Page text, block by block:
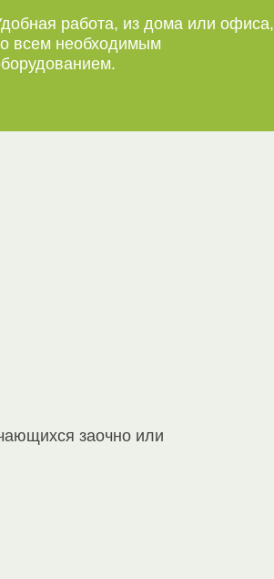
работа, из дома или офиса,
всем необходимым
заочно или